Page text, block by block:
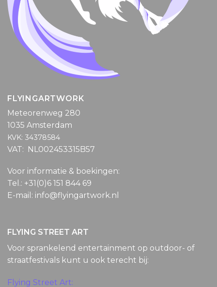
FLYINGARTWORK
Meteorenweg 280
1035 Amsterdam
KVK: 34378584
VAT: NL002453315B57
Voor informatie & boekingen:
Tel.: +31(0)6 151 844 69
E-mail: info@flyingartwork.nl
FLYING STREET ART
Voor sprankelend entertainment op outdoor- of
straatfestivals kunt u ook terecht bij:
Flying Street Art: